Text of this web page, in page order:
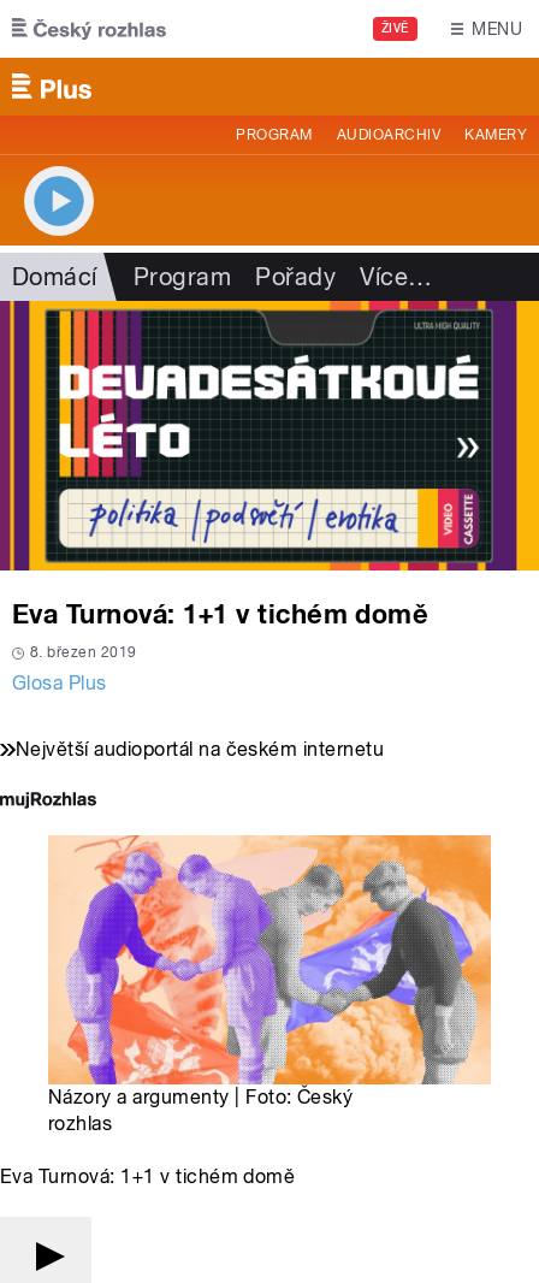
Přejít k hlavnímu obsahu
ŽIVĚ MENU
PROGRAM AUDIOARCHIV KAMERY
Domácí Program Pořady Více…
Eva Turnová: 1+1 v tichém domě
8. březen 2019
Glosa Plus
Největší audioportál na českém internetu
Názory a argumenty | Foto: Český
rozhlas
Eva Turnová: 1+1 v tichém domě